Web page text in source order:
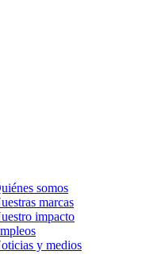
somos
marcas
impacto
y medios